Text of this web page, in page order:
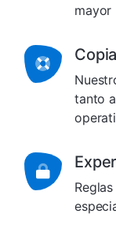
mayor
tanto